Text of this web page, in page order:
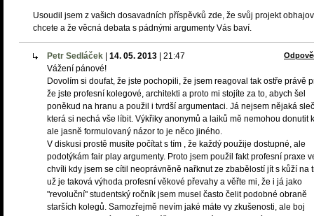
Usoudil jsem z vašich dosavadních příspěvků zde, že svůj projekt
chcete a že věcná debata s pádnými argumenty Vás baví.
Petr Sedláček 14. 05. 2013 21:47
Vážení pánové!
Dovolím si doufat, že jste pochopili, že jsem reagoval tak ostře právě
že jste profesní kolegové, architekti a proto mi stojíte za to, abych šel
poněkud na hranu a použil i tvrdší argumentaci. Já nejsem nějaká
která si nechá vše líbit. Výkřiky anonymů a laiků mě nemohou donutit
ale jasně formulovaný názor to je něco jiného.
V diskusi prostě musíte počítat s tím , že každý použije dostupné, ale
podotýkám fair play argumenty. Proto jsem použil fakt profesní praxe
chvíli kdy jsem se cítil neoprávněně nařknut ze zbabělostí jít s kůží na
už je taková výhoda profesní věkové převahy a věřte mi, že i já jako
"revoluční" studentský ročník jsem musel často čelit podobné obraně
starších kolegů. Samozřejmě nevím jaké máte vy zkušenosti, ale boj